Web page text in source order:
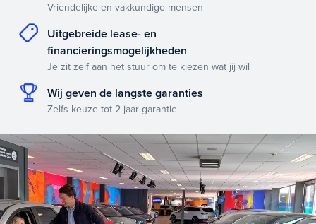
Vriendelijke en vakkundige mensen
Uitgebreide lease- en
financieringsmogelijkheden
Je zit zelf aan het stuur om te kiezen wat jij wil
Wij geven de langste garanties
Zelfs keuze tot 2 jaar garantie